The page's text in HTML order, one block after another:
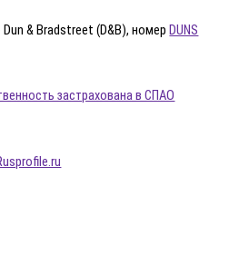
& Bradstreet (D&B), номерDUNS
застрахована в СПАО